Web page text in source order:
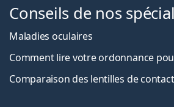
Conseils de nos
Maladies oculaires
Comment lire votre ordonnance
Comparaison des lentilles de contact